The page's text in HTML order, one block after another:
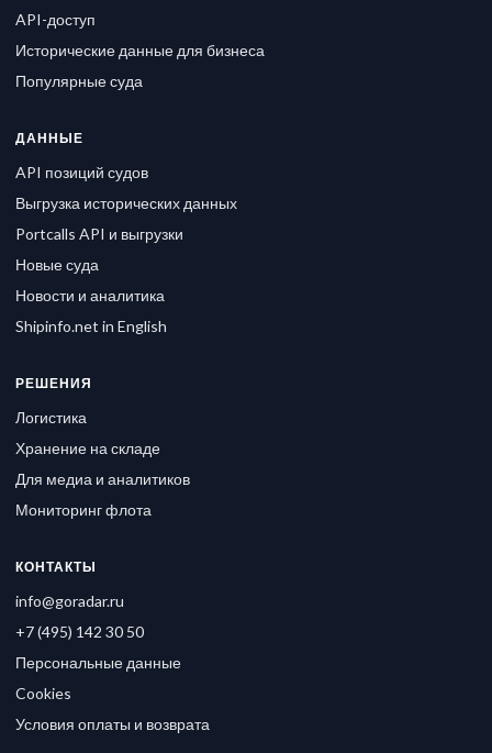
API-доступ
Исторические данные для бизнеса
Популярные суда
ДАННЫЕ
API позиций судов
Выгрузка исторических данных
Portcalls API и выгрузки
Новые суда
Новости и аналитика
Shipinfo.net in English
РЕШЕНИЯ
Логистика
Хранение на складе
Для медиа и аналитиков
Мониторинг флота
КОНТАКТЫ
info@goradar.ru
+7 (495) 142 30 50
Персональные данные
Cookies
Условия оплаты и возврата